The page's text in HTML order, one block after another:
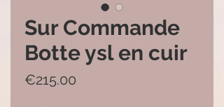
Sur Commande
Botte ysl en cuir
€215.00